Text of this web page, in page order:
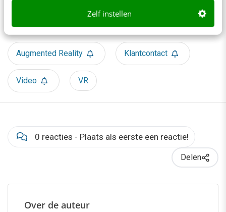
Zelf instellen
Bekijk deze topics of volg ze via een
NieuwsAlert
Augmented Reality Klantcontact
Video VR
0 reacties - Plaats als eerste een reactie!
Delen
Over de auteur